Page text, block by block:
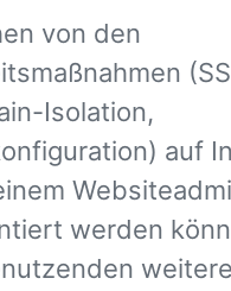
von den
Isolation,
auf
werden
weitere